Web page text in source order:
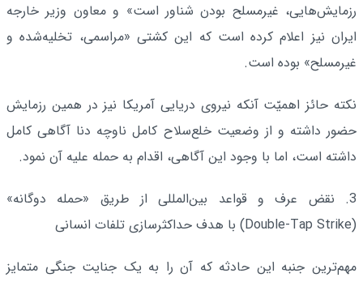
رزمایش‌هایی، غیرمسلح بودن شناور است» و معاون وزیر خارجه
ایران نیز اعلام کرده است که این کشتی «مراسمی، تخلیه‌شده و
غیرمسلح» بوده است.
نکته حائز اهمیّت آنکه نیروی دریایی آمریکا نیز در همین رزمایش
حضور داشته و از وضعیت خلع‌سلاح کامل ناوچه دنا آگاهی کامل
داشته است، اما با وجود این آگاهی، اقدام به حمله علیه آن نمود.
3. نقض عرف و قواعد بین‌المللی از طریق «حمله دوگانه»
(Double‑Tap Strike) با هدف حداکثرسازی تلفات انسانی
مهم‌ترین جنبه این حادثه که آن را به یک جنایت جنگی متمایز